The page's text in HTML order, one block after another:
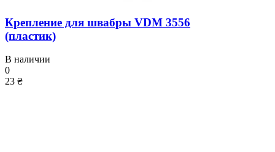
Крепление для швабры VDM 3556
(пластик)
В наличии
0
23 ₴